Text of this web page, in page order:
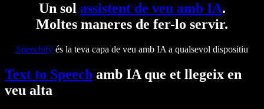
Un sol assistent de veu amb IA.
Moltes maneres de fer-lo servir.
Speechify és la teva capa de veu amb IA a qualsevol dispositiu
Text to Speech amb IA que et llegeix en
veu alta